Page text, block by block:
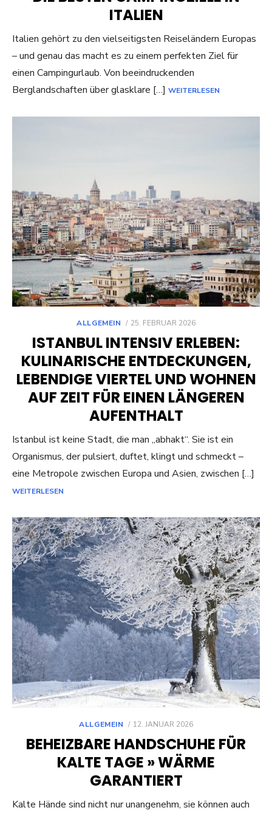
ITALIEN
Italien gehört zu den vielseitigsten Reiseländern Europas
– und genau das macht es zu einem perfekten Ziel für
einen Campingurlaub. Von beeindruckenden
Berglandschaften über glasklare […] WEITERLESEN
ALLGEMEIN
POSTED
25. FEBRUAR 2026
ISTANBUL INTENSIV ERLEBEN:
KULINARISCHE ENTDECKUNGEN,
LEBENDIGE VIERTEL UND WOHNEN
AUF ZEIT FÜR EINEN LÄNGEREN
AUFENTHALT
Istanbul ist keine Stadt, die man „abhakt“. Sie ist ein
Organismus, der pulsiert, duftet, klingt und schmeckt –
eine Metropole zwischen Europa und Asien, zwischen […]
WEITERLESEN
ALLGEMEIN
POSTED
12. JANUAR 2026
BEHEIZBARE HANDSCHUHE FÜR
KALTE TAGE » WÄRME
GARANTIERT
Kalte Hände sind nicht nur unangenehm, sie können auch